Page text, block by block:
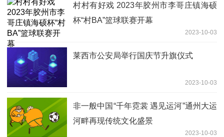
村村有好戏 2023年胶州市李哥庄镇海硕
杯“村BA”篮球联赛开幕
2023-10-03
莱西市公安局举行国庆节升旗仪式
2023-10-03
非一般中国“千年霓裳 遇见运河”通州大运
河畔再现传统文化盛景
2023-10-03